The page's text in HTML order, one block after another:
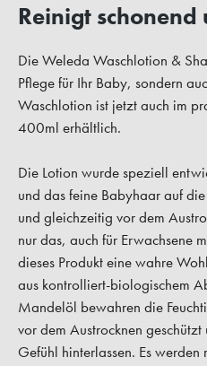
Reinigt
Die Weleda Waschlotion &
Pflege für Ihr Baby, sondern
Waschlotion ist jetzt auch im
400ml erhältlich.
Die Lotion wurde speziell
und das feine Babyhaar auf
und gleichzeitig vor dem
nur das, auch für Erwachsene
dieses Produkt eine wahre
aus kontrolliert-biologischem
Mandelöl bewahren die
vor dem Austrocknen
Gefühl hinterlassen. Es